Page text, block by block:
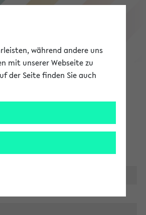
eKVV
während andere uns
mit unserer Webseite zu
der Seite finden Sie auch